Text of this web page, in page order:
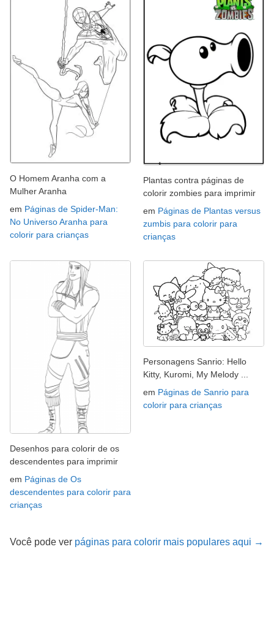
O Homem Aranha com a
Mulher Aranha
em Páginas de Spider-Man:
No Universo Aranha para
colorir para crianças
Plantas contra páginas de
colorir zombies para imprimir
em Páginas de Plantas versus
zumbis para colorir para
crianças
Desenhos para colorir de os
descendentes para imprimir
em Páginas de Os
descendentes para colorir para
crianças
Personagens Sanrio: Hello
Kitty, Kuromi, My Melody ...
em Páginas de Sanrio para
colorir para crianças
Você pode ver páginas para colorir mais populares aqui →